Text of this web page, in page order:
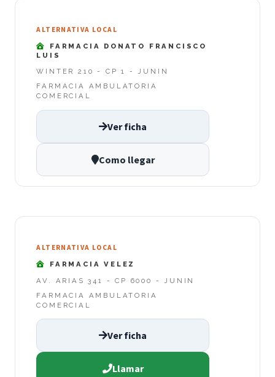
ALTERNATIVA LOCAL
FARMACIA DONATO FRANCISCO
LUIS
WINTER 210 - CP 1 - JUNIN
FARMACIA AMBULATORIA
COMERCIAL
Ver ficha
Como llegar
ALTERNATIVA LOCAL
FARMACIA VELEZ
AV. ARIAS 341 - CP 6000 - JUNIN
FARMACIA AMBULATORIA
COMERCIAL
Ver ficha
Llamar